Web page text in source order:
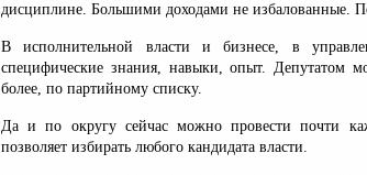
дисциплине. Большими доходами не избалованные.
В исполнительной власти и бизнесе, в
специфические знания, навыки, опыт. Депутатом
более, по партийному списку.
Да и по округу сейчас можно провести почти
позволяет избирать любого кандидата власти.